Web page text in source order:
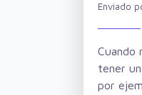
Enviado
Cuando
tener
por